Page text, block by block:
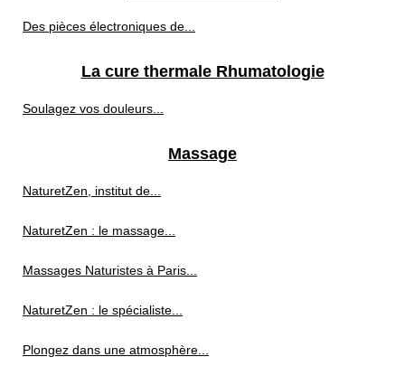
Des pièces électroniques de...
La cure thermale Rhumatologie
Soulagez vos douleurs...
Massage
NaturetZen, institut de...
NaturetZen : le massage...
Massages Naturistes à Paris...
NaturetZen : le spécialiste...
Plongez dans une atmosphère...